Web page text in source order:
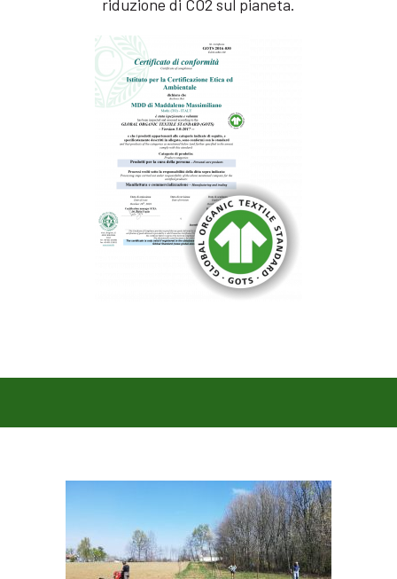
riduzione di CO2 sul pianeta.